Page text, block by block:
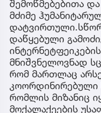
შემოწმებებითა
მძიმე
დაწყებული
მნიშვნელოვნად
რომ მართლაც
კოორდინირებული
რომლის მიზანიც
მოქალაქეების